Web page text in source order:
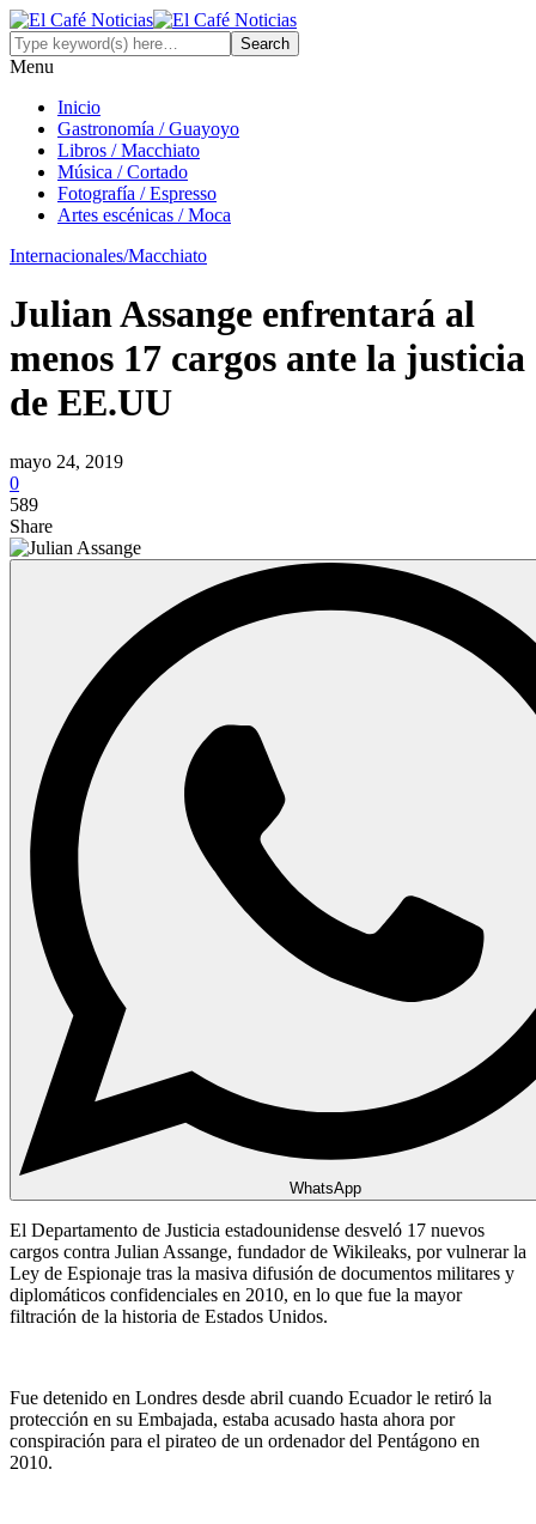
Menu
Inicio
Gastronomía / Guayoyo
Libros / Macchiato
Música / Cortado
Fotografía / Espresso
Artes escénicas / Moca
Internacionales/Macchiato
Julian Assange enfrentará al
menos 17 cargos ante la justicia
de EE.UU
mayo 24, 2019
0
589
Share
WhatsApp
El Departamento de Justicia estadounidense desveló 17 nuevos
cargos contra Julian Assange, fundador de Wikileaks, por vulnerar la
Ley de Espionaje tras la masiva difusión de documentos militares y
diplomáticos confidenciales en 2010, en lo que fue la mayor
filtración de la historia de Estados Unidos.
Fue detenido en Londres desde abril cuando Ecuador le retiró la
protección en su Embajada, estaba acusado hasta ahora por
conspiración para el pirateo de un ordenador del Pentágono en
2010.